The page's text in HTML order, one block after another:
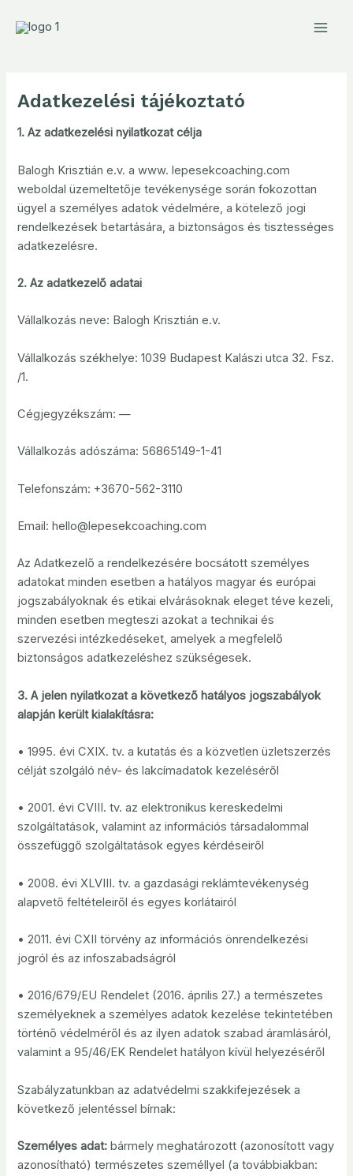
Adatkezelési tájékoztató
1. Az adatkezelési nyilatkozat célja
Balogh Krisztián e.v. a www. lepesekcoaching.com
weboldal üzemeltetője tevékenysége során fokozottan
ügyel a személyes adatok védelmére, a kötelező jogi
rendelkezések betartására, a biztonságos és tisztességes
adatkezelésre.
2. Az adatkezelő adatai
Vállalkozás neve: Balogh Krisztián e.v.
Vállalkozás székhelye: 1039 Budapest Kalászi utca 32. Fsz.
/1.
Cégjegyzékszám: —
Vállalkozás adószáma: 56865149-1-41
Telefonszám: +3670-562-3110
Email: hello@lepesekcoaching.com
Az Adatkezelő a rendelkezésére bocsátott személyes
adatokat minden esetben a hatályos magyar és európai
jogszabályoknak és etikai elvárásoknak eleget téve kezeli,
minden esetben megteszi azokat a technikai és
szervezési intézkedéseket, amelyek a megfelelő
biztonságos adatkezeléshez szükségesek.
3. A jelen nyilatkozat a következő hatályos jogszabályok
alapján került kialakításra:
• 1995. évi CXIX. tv. a kutatás és a közvetlen üzletszerzés
célját szolgáló név- és lakcímadatok kezeléséről
• 2001. évi CVIII. tv. az elektronikus kereskedelmi
szolgáltatások, valamint az információs társadalommal
összefüggő szolgáltatások egyes kérdéseiről
• 2008. évi XLVIII. tv. a gazdasági reklámtevékenység
alapvető feltételeiről és egyes korlátairól
• 2011. évi CXII törvény az információs önrendelkezési
jogról és az infoszabadságról
• 2016/679/EU Rendelet (2016. április 27.) a természetes
személyeknek a személyes adatok kezelése tekintetében
történő védelméről és az ilyen adatok szabad áramlásáról,
valamint a 95/46/EK Rendelet hatályon kívül helyezéséről
Szabályzatunkban az adatvédelmi szakkifejezések a
következő jelentéssel bírnak:
Személyes adat: bármely meghatározott (azonosított vagy
azonosítható) természetes személlyel (a továbbiakban: